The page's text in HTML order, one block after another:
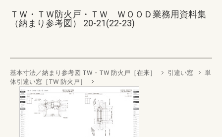
ＴＷ・ＴＷ防火戸・ＴＷ ＷＯＯＤ業務用資料集
（納まり参考図） 20-21(22-23)
基本寸法／納まり参考図 TW・TW 防火戸［在来］ 引違い窓
単
体引違い窓［TW 防火戸］